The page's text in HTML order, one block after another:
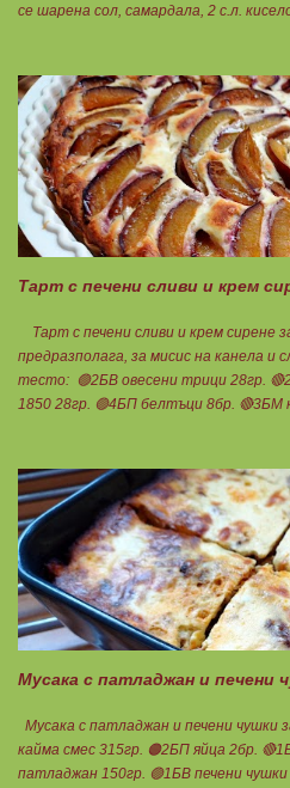
се шарена сол, самардала, 2 с.л.
влажни ръце се оформят 10 еднакви
загрята фурна на 200 градуса за 35-
въглехидрат. Нека да ни е вкусно
Тарт с печени сливи и крем
Тарт с печени сливи и крем сирене
предразполага, за мисис на канела и
тесто: 🟢2БВ овесени трици 28гр.
1850 28гр. 🟢4БП белтъци 8бр. 🔴3БМ
добре и се оставя на страна да
обезмаслено крем сирене Кауфланд
яйце 1бр. Ванилия Не подслаждам! За
360гр. Канела Мазнините са
В голяма силиконова форма за тарт,
от кексово тесто 🥧2- ри слой чийз
сливи Канелата поръсих след
в голямо количество. Сладкиша
Мусака с патладжан и печени
Мусака с патладжан и печени
кайма смес 315гр. 🟠2БП яйца 2бр.
патладжан 150гр. 🟢1БВ печени